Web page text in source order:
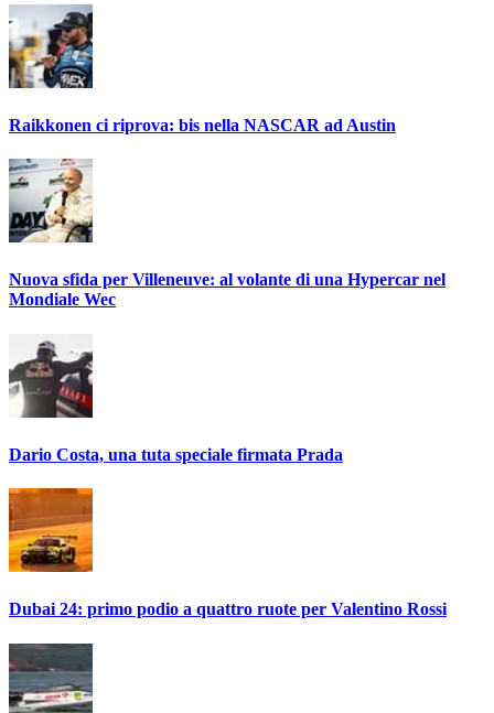
Raikkonen ci riprova: bis nella NASCAR ad Austin
Nuova sfida per Villeneuve: al volante di una Hypercar nel
Mondiale Wec
Dario Costa, una tuta speciale firmata Prada
Dubai 24: primo podio a quattro ruote per Valentino Rossi